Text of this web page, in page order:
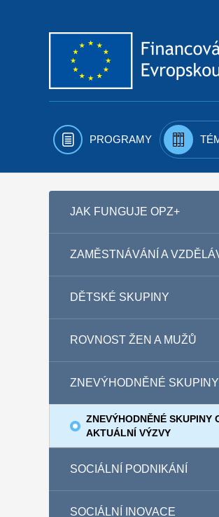
PROGRAMY
JAK FUNGUJE OPZ+
ZAMĚSTNÁVÁNÍ A
DĚTSKÉ SKUPINY
ROVNOST ŽEN A MUŽŮ
ZNEVÝHODNĚNÉ
ZNEVÝHODNĚNÉ SKUPINY
AKTUÁLNÍ VÝZVY
SOCIÁLNÍ PODNIKÁNÍ
SOCIÁLNÍ INOVACE